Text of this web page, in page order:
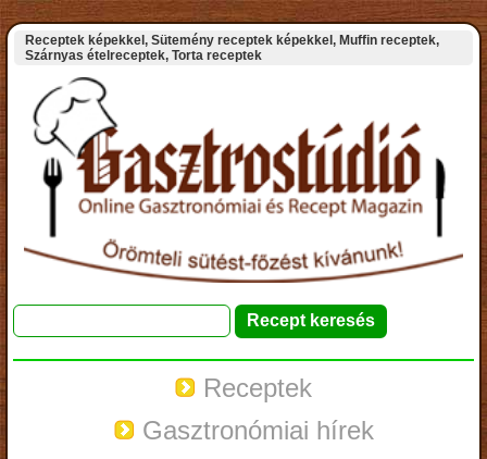
Receptek képekkel, Sütemény receptek képekkel, Muffin receptek,
Szárnyas ételreceptek, Torta receptek
Receptek
Gasztronómiai hírek